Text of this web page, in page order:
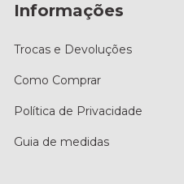
Informações
Trocas e Devoluções
Como Comprar
Política de Privacidade
Guia de medidas